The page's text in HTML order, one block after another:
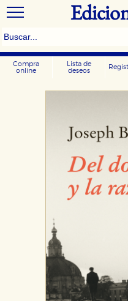
Compra
online
Lista de
deseos